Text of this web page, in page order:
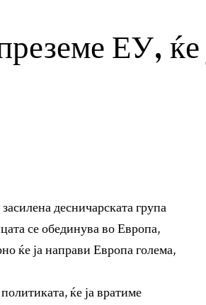
ЕУ,
десничарската група
се обединува во Европа,
ќе ја направи Европа голема,
ќе ја вратиме